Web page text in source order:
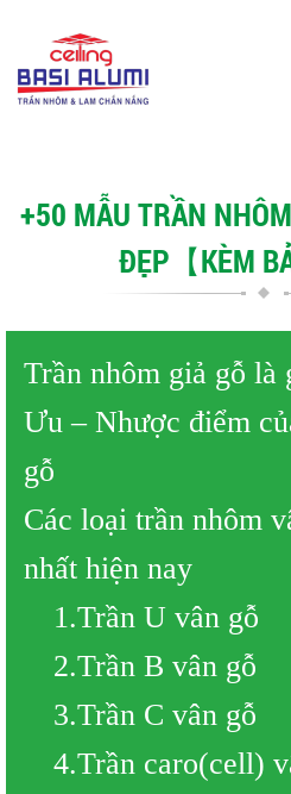
+50 MẪU TRẦN
ĐẸP【KÈM
Trần nhôm giả gỗ là
Ưu – Nhược điểm
gỗ
Các loại trần nhôm
nhất hiện nay
1.Trần U vân gỗ
2.Trần B vân gỗ
3.Trần C vân gỗ
4.Trần caro(cell)